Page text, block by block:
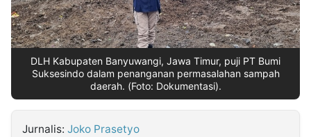
Follow
Kabarbaru
DLH Kabupaten Banyuwangi, Jawa Timur, puji PT Bumi
Suksesindo dalam penanganan permasalahan sampah
daerah. (Foto: Dokumentasi).
Jurnalis: Joko Prasetyo